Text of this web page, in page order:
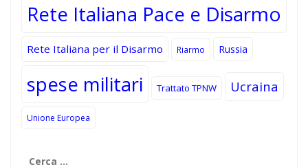
Rete Italiana Pace e Disarmo
Rete Italiana per il Disarmo Riarmo Russia
spese militari Trattato TPNW Ucraina
Unione Europea